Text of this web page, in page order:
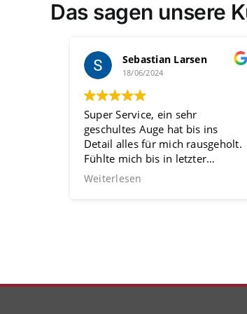
Das sagen unsere
Sebastian Larsen
18/06/2024
Super Service, ein sehr
geschultes Auge hat bis ins
Detail alles für mich rausgeholt.
Fühlte mich bis in letzter
Sekunde gut betreut.Sehr zum
Weiterlesen